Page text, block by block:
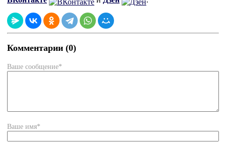
Комментарии (0)
Ваше сообщение*
Ваше имя*